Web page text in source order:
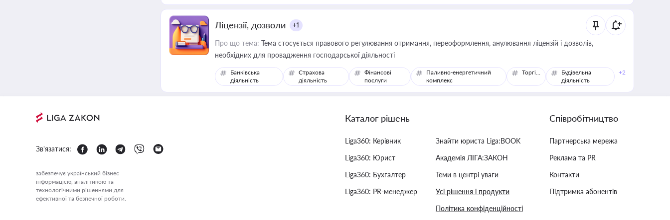
Ліцензії, дозволи +1
Про що тема: Тема стосується правового регулювання отримання, переоформлення, анулювання ліцензій і дозволів,
необхідних для провадження господарської діяльності
Банківська
діяльність
Страхова
діяльність
Фінансові
послуги
Паливно-енергетичний
комплекс
Торгівля
Будівельна
діяльність
+2
Зв'язатися:
забезпечує український бізнес
інформацією, аналітикою та
технологічними рішеннями для
ефективної та безпечної роботи.
Каталог рішень
Liga360: Керівник
Liga360: Юрист
Liga360: Бухгалтер
Liga360: PR-менеджер
Знайти юриста Liga:BOOK
Академія ЛІГА:ЗАКОН
Теми в центрі уваги
Усі рішення і продукти
Політика конфіденційності
Співробітництво
Партнерська мережа
Реклама та PR
Контакти
Підтримка абонентів